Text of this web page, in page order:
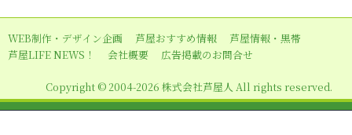
シ
ョ
WEB制作・デザイン企画 芦屋おすすめ情報
芦屋情報・黒帯
芦屋LIFE NEWS！
会社概要 広告掲載のお問合せ
Copyright © 2004-2026 株式会社芦屋人 All rights reserved.